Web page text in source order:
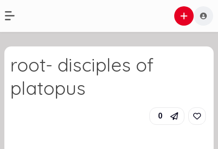
root- disciples of
platopus
0